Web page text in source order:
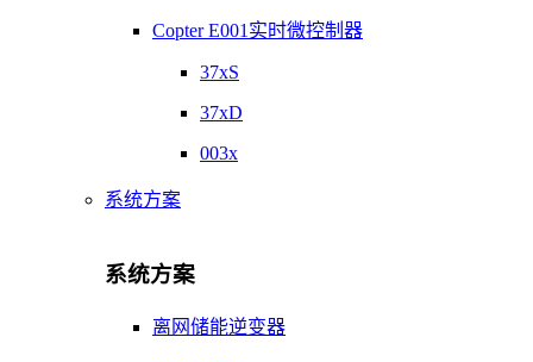
Copter E001实时微控制器
37xS
37xD
003x
系统方案
系统方案
离网储能逆变器